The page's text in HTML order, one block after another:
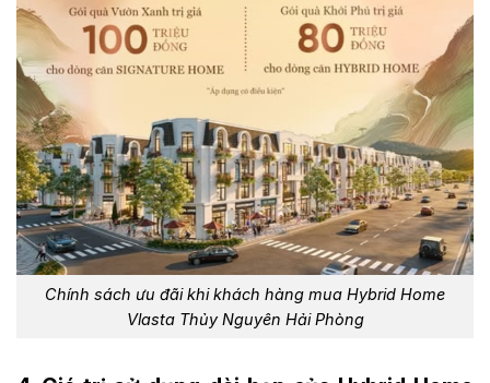
Chính sách ưu đãi khi khách hàng mua Hybrid Home
Vlasta Thủy Nguyên Hải Phòng